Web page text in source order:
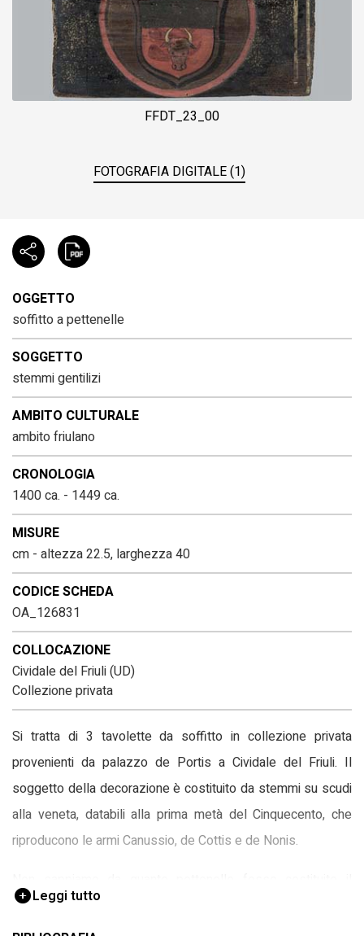
FFDT_23_00
FOTOGRAFIA DIGITALE (1)
OGGETTO
soffitto a pettenelle
SOGGETTO
stemmi gentilizi
AMBITO CULTURALE
ambito friulano
CRONOLOGIA
1400 ca. - 1449 ca.
MISURE
cm - altezza 22.5, larghezza 40
CODICE SCHEDA
OA_126831
COLLOCAZIONE
Cividale del Friuli (UD)
Collezione privata
Si tratta di 3 tavolette da soffitto in collezione privata
provenienti da palazzo de Portis a Cividale del Friuli. Il
soggetto della decorazione è costituito da stemmi su scudi
alla veneta, databili alla prima metà del Cinquecento, che
riproducono le armi Canussio, de Cottis e de Nonis.
soffitto e nemmeno quale fosse la tipologia decorativa di
cantinelle e cornici.
Leggi tutto